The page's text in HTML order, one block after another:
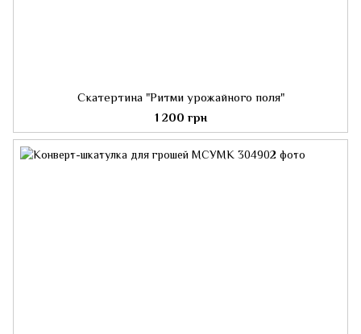
Скатертина "Ритми урожайного поля"
1 200 грн